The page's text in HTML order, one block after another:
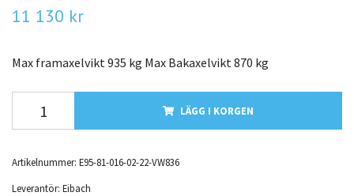
11 130 kr
Max framaxelvikt 935 kg Max Bakaxelvikt 870 kg
LÄGG I KORGEN
Artikelnummer: E95-81-016-02-22-VW836
Leverantör: Eibach